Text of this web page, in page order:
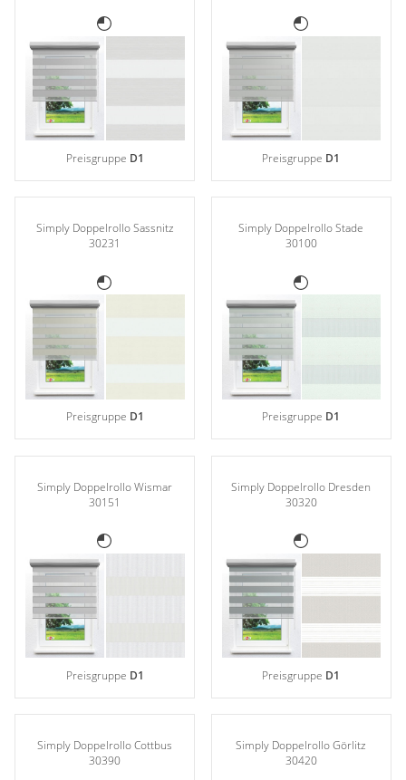
Preisgruppe D1 Preisgruppe D1
Simply Doppelrollo Sassnitz
30231
Preisgruppe D1
Simply Doppelrollo Stade
30100
Preisgruppe D1
Simply Doppelrollo Wismar
30151
Preisgruppe D1
Simply Doppelrollo Dresden
30320
Preisgruppe D1
Simply Doppelrollo Cottbus
30390
Simply Doppelrollo Görlitz
30420